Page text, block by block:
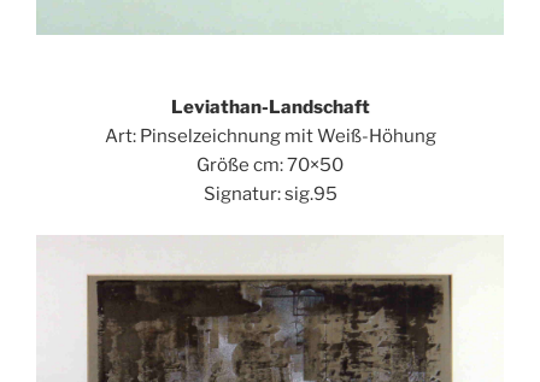
Leviathan-Landschaft
Art: Pinselzeichnung mit Weiß-Höhung
Größe cm: 70×50
Signatur: sig.95